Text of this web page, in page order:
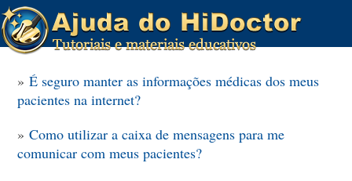
» É seguro manter as informações médicas dos meus
pacientes na internet?
» Como utilizar a caixa de mensagens para me
comunicar com meus pacientes?